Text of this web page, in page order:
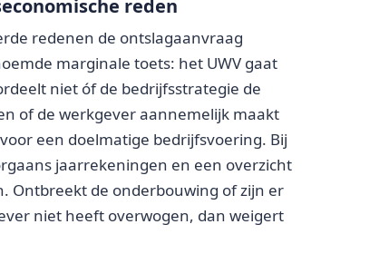
reden
redenen de ontslagaanvraag
marginale toets: het UWV gaat
niet óf de bedrijfsstrategie de
of de werkgever aannemelijk maakt
een doelmatige bedrijfsvoering. Bij
jaarrekeningen en een overzicht
Ontbreekt de onderbouwing of zijn er
niet heeft overwogen, dan weigert